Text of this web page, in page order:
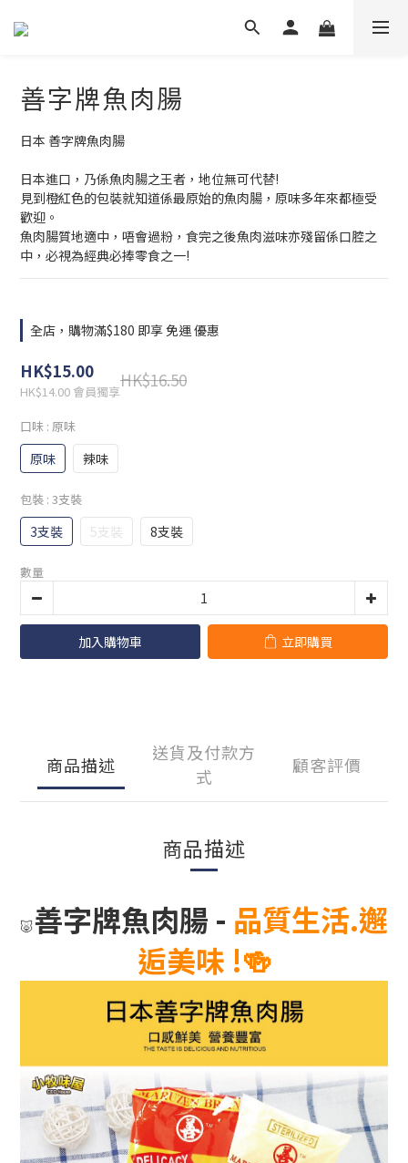
善字牌魚肉腸
日本 善字牌魚肉腸
日本進口，乃係魚肉腸之王者，地位無可代替!
見到橙紅色的包裝就知道係最原始的魚肉腸，原味多年來都極受
歡迎。
魚肉腸質地適中，唔會過粉，食完之後魚肉滋味亦殘留係口腔之
中，必視為經典必捧零食之一!
全店，購物滿$180 即享 免運 優惠
HK$16.50
HK$15.00
HK$14.00 會員獨享
口味 : 原味
原味 辣味
包裝 : 3支裝
3支裝 5支裝 8支裝
數量
加入購物車 立即購買
商品描述
送貨及付款方
式
顧客評價
商品描述
🐷善字牌魚肉腸 - 品質生活.邂
逅美味 !🍻